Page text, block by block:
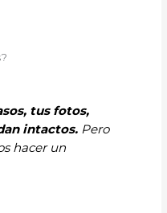
tus fotos,
intactos.Pero
hacer un